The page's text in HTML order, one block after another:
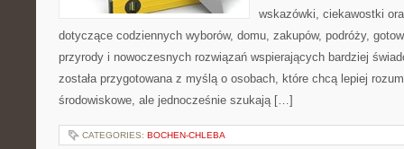
wskazówki, ciekawostki
dotyczące codziennych wyborów, domu, zakupów, podróży,
przyrody i nowoczesnych rozwiązań wspierających bardziej
została przygotowana z myślą o osobach, które chcą lepiej
środowiskowe, ale jednocześnie szukają […]
CATEGORIES: BOCHEN-CHLEBA